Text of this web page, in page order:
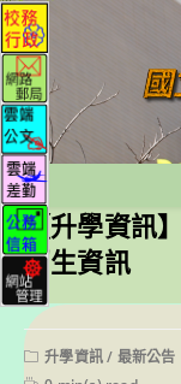
跳
轉
至
主
要
內
容
【升學資訊
招生資訊
Post
category:
升學資訊/ 最新公告